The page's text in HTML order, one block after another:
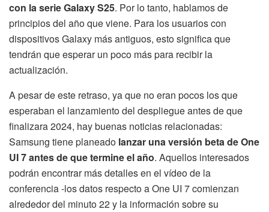
con la serie Galaxy S25. Por lo tanto, hablamos de
principios del año que viene. Para los usuarios con
dispositivos Galaxy más antiguos, esto significa que
tendrán que esperar un poco más para recibir la
actualización.
A pesar de este retraso, ya que no eran pocos los que
esperaban el lanzamiento del despliegue antes de que
finalizara 2024, hay buenas noticias relacionadas:
Samsung tiene planeado lanzar una versión beta de One
UI 7 antes de que termine el año. Aquellos interesados
podrán encontrar más detalles en el vídeo de la
conferencia -los datos respecto a One UI 7 comienzan
alrededor del minuto 22 y la información sobre su